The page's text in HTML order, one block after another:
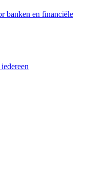
banken en financiële